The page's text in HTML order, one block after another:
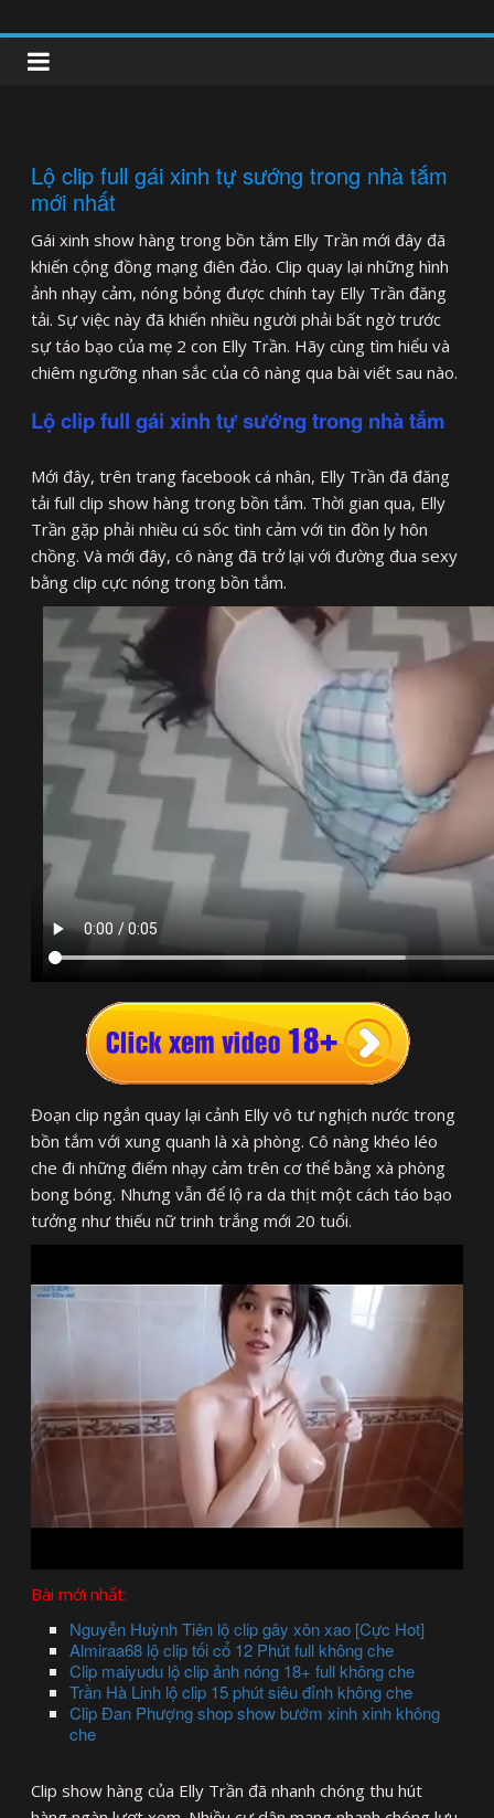
to
content
clipnonglive.com
Lộ clip full gái xinh tự sướng trong nhà tắm
mới nhất
Gái xinh show hàng trong bồn tắm Elly Trần mới đây đã
khiến cộng đồng mạng điên đảo. Clip quay lại những hình
ảnh nhạy cảm, nóng bỏng được chính tay Elly Trần đăng
tải. Sự việc này đã khiến nhiều người phải bất ngờ trước
sự táo bạo của mẹ 2 con Elly Trần. Hãy cùng tìm hiểu và
chiêm ngưỡng nhan sắc của cô nàng qua bài viết sau nào.
Lộ clip full gái xinh tự sướng trong nhà tắm
Mới đây, trên trang facebook cá nhân, Elly Trần đã đăng
tải full clip show hàng trong bồn tắm. Thời gian qua, Elly
Trần gặp phải nhiều cú sốc tình cảm với tin đồn ly hôn
chồng. Và mới đây, cô nàng đã trở lại với đường đua sexy
bằng clip cực nóng trong bồn tắm.
Đoạn clip ngắn quay lại cảnh Elly vô tư nghịch nước trong
bồn tắm với xung quanh là xà phòng. Cô nàng khéo léo
che đi những điểm nhạy cảm trên cơ thể bằng xà phòng
bong bóng. Nhưng vẫn để lộ ra da thịt một cách táo bạo
tưởng như thiếu nữ trinh trắng mới 20 tuổi.
Bài mới nhất:
Nguyễn Huỳnh Tiên lộ clip gây xôn xao [Cực Hot]
Almiraa68 lộ clip tối cổ 12 Phút full không che
Clip maiyudu lộ clip ảnh nóng 18+ full không che
Trần Hà Linh lộ clip 15 phút siêu đỉnh không che
Clip Đan Phượng shop show bướm xinh xinh không
che
Clip show hàng của Elly Trần đã nhanh chóng thu hút